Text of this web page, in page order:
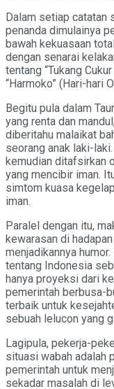
Dalam setiap catatan
penanda dimulainya
bawah kekuasaan
dengan senarai
tentang “Tukang
“Harmoko” (Hari-hari
Begitu pula dalam
yang renta dan
diberitahu malaikat
seorang anak laki-
kemudian ditafsirkan
yang mencibir iman.
simtom kuasa
iman.
Paralel dengan itu,
kewarasan di
menjadikannya
tentang Indonesia
hanya proyeksi dari
pemerintah berbusa-
terbaik untuk
sebuah lelucon yang
Lagipula, pekerja-
situasi wabah adalah
pemerintah untuk
sekadar masalah di